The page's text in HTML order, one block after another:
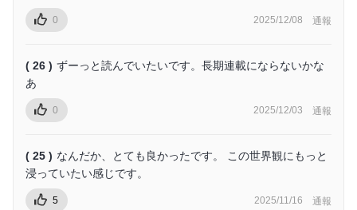
0 2025/12/08 通報
( 26 ) ずーっと読んでいたいです。長期連載にならないかな
あ
0 2025/12/03 通報
( 25 ) なんだか、とても良かったです。 この世界観にもっと
浸っていたい感じです。
5 2025/11/16 通報